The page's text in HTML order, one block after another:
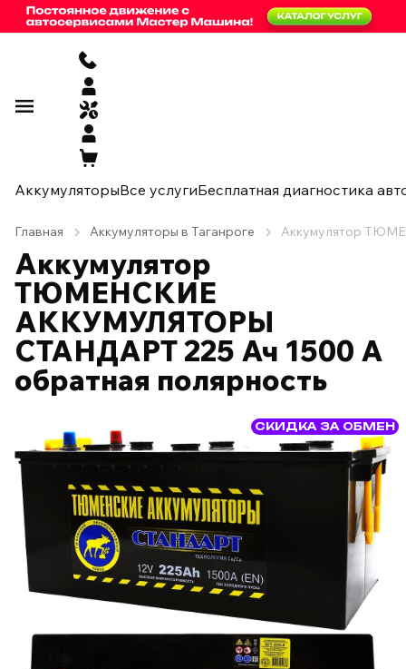
АккумуляторыВсе услугиБесплатная диагностика
Главная Аккумуляторы в Таганроге Аккумулятор
Аккумулятор
ТЮМЕНСКИЕ
АККУМУЛЯТОРЫ
СТАНДАРТ 225 Ач 1500 А
обратная полярность
СКИДКА ЗА ОБМЕН